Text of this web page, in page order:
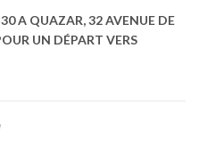
A QUAZAR, 32 AVENUE DE
UN DÉPART VERS